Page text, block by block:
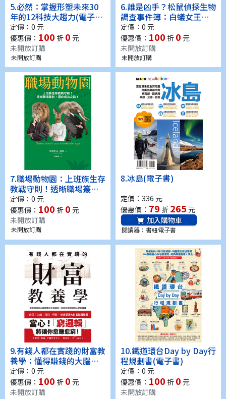
5.必然：掌握形塑未來30
年的12科技大趨力(電子
書)
定價：0 元
優惠價： 100 折 0 元
未開放訂購
未開放訂購
6.誰是凶手？松鼠偵探生物
調查事件簿：白蟻女王孤
單死去，蚊母樹葉大變
形……34種動植物生死之
謎大揭密(電子書)
定價：0 元
優惠價： 100 折 0 元
未開放訂購
未開放訂購
7.職場動物園：上班族生存
教戰守則！透晰職場叢
林，邁向成功之路！(電子
書)
定價：0 元
優惠價： 100 折 0 元
未開放訂購
未開放訂購
8.冰島(電子書)
定價：336 元
優惠價： 79 折 265 元
加入購物車
閱讀器：書紐電子書
9.有錢人都在實踐的財富教
養學：懂得賺錢的大腦是
靠後天訓練的！啟動致富
思維的6堂知識課(電子書)
定價：0 元
優惠價： 100 折 0 元
未開放訂購
10.鐵道環台Day by Day行
程規劃書(電子書)
定價：0 元
優惠價： 100 折 0 元
未開放訂購